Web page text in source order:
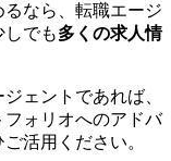
なら、転職エージ
しでも多くの求人情
ェントであれば、
ォリオへのアドバ
活用ください。